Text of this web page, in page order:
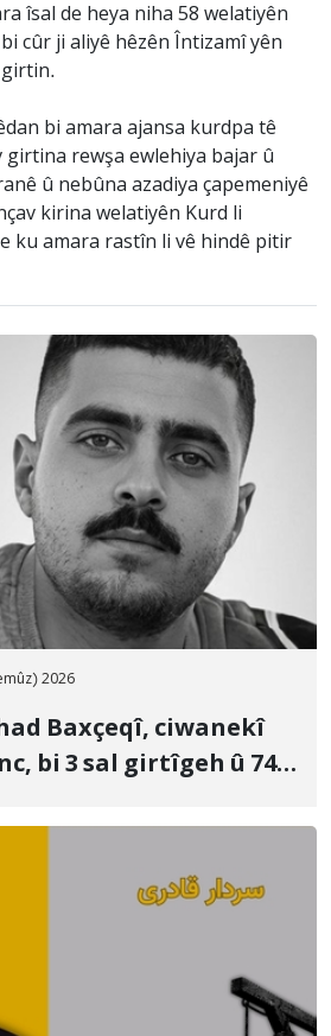
îsal de heya niha 58 welatiyên
cûr ji aliyê hêzên Întizamî yên
bi amara ajansa kurdpa tê
rewşa ewlehiya bajar û
û nebûna azadiya çapemeniyê
kirina welatiyên Kurd li
ku amara rastîn li vê hindê pitir
2026
Baxçeqî, ciwanekî
bi 3 sal girtîgeh û 74